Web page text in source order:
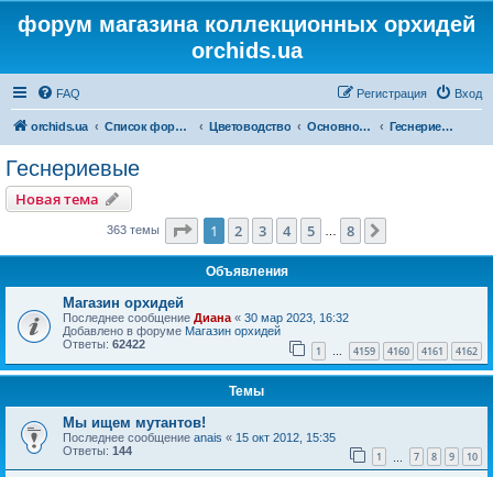
форум магазина коллекционных орхидей
orchids.ua
FAQ Вход
Регистрация
orchids.ua Список форумов Цветоводство Основной форум Геснериевые
Геснериевые
Новая тема
363 темы Страница из
1 2 3 4 5 8
Объявления
Магазин орхидей
Последнее сообщение Диана « 30 мар 2023, 16:32
Добавлено в форуме Магазин орхидей
Ответы: 62422 1 … 4159 4160 4161 4162
Темы
Мы ищем мутантов!
Последнее сообщение anais « 15 окт 2012, 15:35
Ответы: 144 1 7 8 9 10